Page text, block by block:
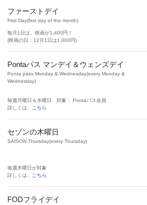
ファーストデイ
First Day(first day of the month)
毎月1日は、映画が1,400円！
(映画の日：12月1日は1,000円)
Pontaパス マンデイ＆ウェンズデイ
Ponta pass Monday & Wednesday(every Monday &
Wednesday)
毎週月曜日＆水曜日 対象： Pontaパス会員
詳しくは、
こちら
セゾンの木曜日
SAISON Thursday(every Thursday)
毎週木曜日が対象
詳しくは、
こちら
FODフライデイ